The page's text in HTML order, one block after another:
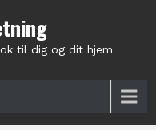
til dig og dit hjem